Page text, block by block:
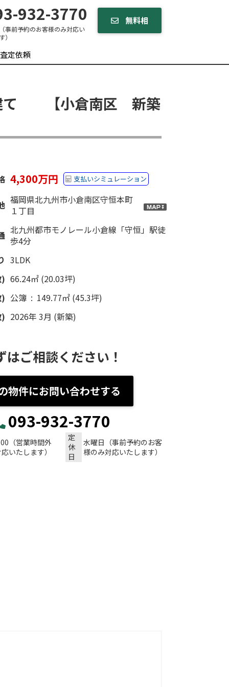
932-3770
事前予約のお客様のみ対応い
）
無料相
定依頼
建て 【小倉南区 新築
4,300万円 支払いシミュレーション
福岡県北九州市小倉南区守恒本町
１丁目
北九州都市モノレール小倉線「守恒」駅徒
歩4分
3LDK
66.24㎡ (20.03坪)
公簿 : 149.77㎡ (45.3坪)
2026年 3月 (新築)
はご相談ください！
物件にお問い合わせする
093-932-3770
（営業時間外
いたします）
定
休
日
水曜日（事前予約のお客
様のみ対応いたします）